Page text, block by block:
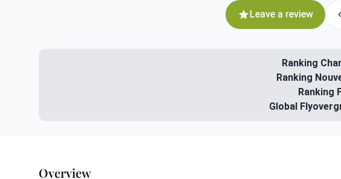
Leave a review
Ranking
Ranking
Ranking
Global
Overview